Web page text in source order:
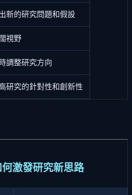
新的研究問題和假設
視野
調整研究方向
研究的針對性和創新性
激發研究新思路